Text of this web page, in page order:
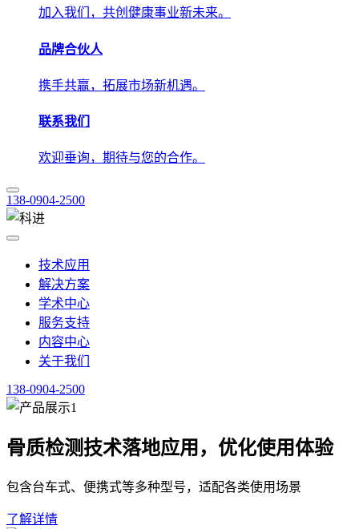
加入我们，共创健康事业新未来。
品牌合伙人
携手共赢，拓展市场新机遇。
联系我们
欢迎垂询，期待与您的合作。
138-0904-2500
技术应用
解决方案
学术中心
服务支持
内容中心
关于我们
138-0904-2500
骨质检测技术落地应用，优化使用体验
包含台车式、便携式等多种型号，适配各类使用场景
了解详情